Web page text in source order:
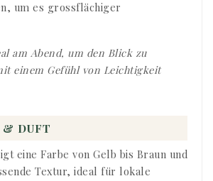
um es grossflächiger
am Abend, um den Blick zu
einem Gefühl von Leichtigkeit
& DUFT
eine Farbe von Gelb bis Braun und
Textur, ideal für lokale